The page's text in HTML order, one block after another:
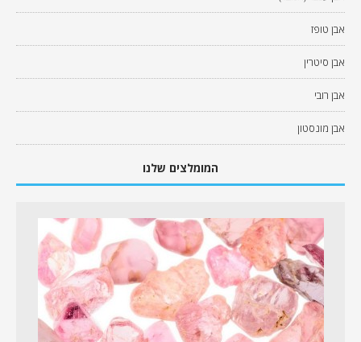
אבן טופז
אבן סיטרין
אבן רובי
אבן מונסטון
המומלצים שלנו